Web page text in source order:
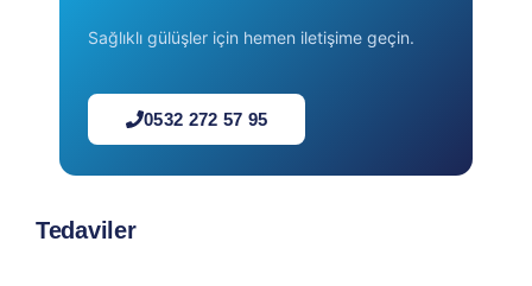
Sağlıklı gülüşler için hemen iletişime geçin.
0532 272 57 95
Tedaviler